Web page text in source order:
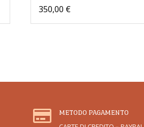
350,00 €
 METODO PAGAMENTO